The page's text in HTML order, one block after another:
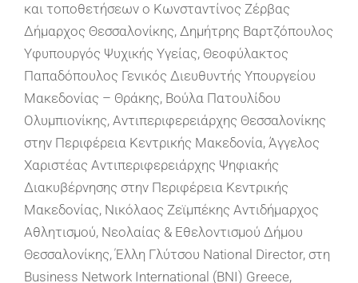
και τοποθετήσεων o Κωνσταντίνος Ζέρβας
Δήμαρχος Θεσσαλονίκης, Δημήτρης Βαρτζόπουλος
Υφυπουργός Ψυχικής Υγείας, Θεοφύλακτος
Παπαδόπουλος Γενικός Διευθυντής Υπουργείου
Μακεδονίας – Θράκης, Βούλα Πατουλίδου
Ολυμπιονίκης, Αντιπεριφερειάρχης Θεσσαλονίκης
στην Περιφέρεια Κεντρικής Μακεδονία, Άγγελος
Χαριστέας Αντιπεριφερειάρχης Ψηφιακής
Διακυβέρνησης στην Περιφέρεια Κεντρικής
Μακεδονίας, Νικόλαος Ζεϊμπέκης Αντιδήμαρχος
Αθλητισμού, Νεολαίας & Εθελοντισμού Δήμου
Θεσσαλονίκης, Έλλη Γλύτσου National Director, στη
Business Network International (BNI) Greece,